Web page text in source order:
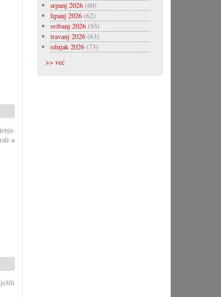
u
srpanj 2026(60)
lipanj 2026(62)
svibanj 2026(93)
travanj 2026(63)
ožujak 2026(73)
>> već